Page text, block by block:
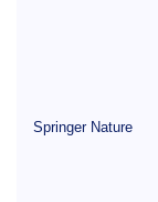
Springer Nature